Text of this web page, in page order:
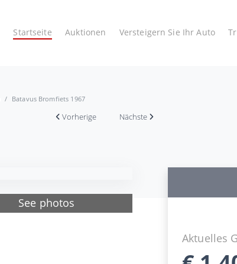
Startseite Auktionen Versteigern Sie Ihr Auto
Batavus Bromfiets 1967
Vorherige Nächste
See photos
Aktuelles